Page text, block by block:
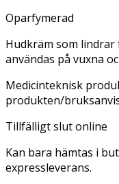
Oparfymerad
Hudkräm som
användas på vuxna
Medicinteknisk
produkten/
Tillfälligt slut online
Kan bara hämtas i
expressleverans.